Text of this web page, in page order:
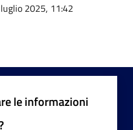
2025, 11:42
le informazioni